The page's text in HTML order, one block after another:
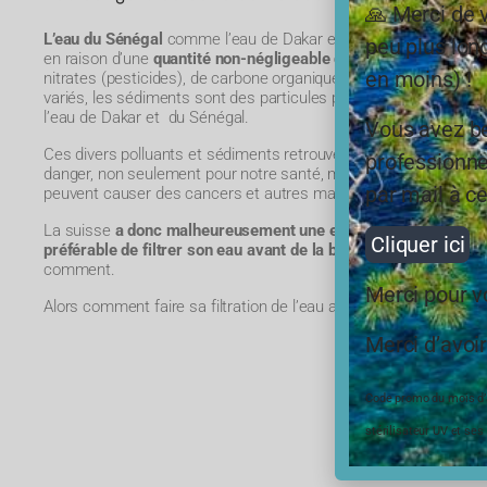
L’eau du Sénégal comme l’eau de Dakar estimpropre à la
en raison d’une quantité non-négligeable de polluantstels que
nitrates (pesticides), de carbone organique (pesticides)mais
variés, les sédiments sont des particules plus ou moins fines
l’eau de Dakar et du Sénégal .
Ces divers polluants et sédiments retrouvés dans les eaux de
danger, non seulement pour notre santé, mais aussi pour la
peuvent causer des cancers et autres maladies.
La suisse a donc malheureusement une eau de qualité très
préférable de filtrer son eau avant de la boire, mais aussi de
comment.
Alors comment faire sa filtration de l’eau au Sénégal.
🙏 Merci de
peu plus
en moins) !
Vous avez
par mail à
Cliquer ici
Merci pour
Merci
Code promo du mois
stérilisateur UV et